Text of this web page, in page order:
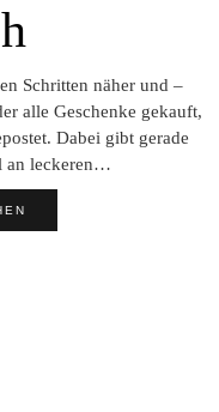
Schritten näher und –
alle Geschenke gekauft,
Dabei gibt gerade
an leckeren…